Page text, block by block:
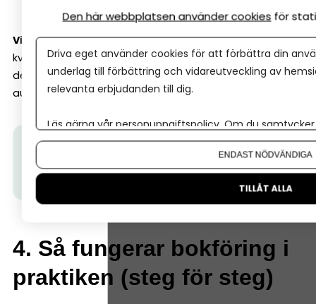
Viktigt:Den nya kvittolagen från 2025 innebär att alla
kvitton kan sparas digitalt (äntligen!), även om du fått
dem på papper. Ett bra bokföringsprogram sköter detta
automatiskt genom en smart kvittoapp.
Tips från Spiris:Vill du också starta aktiebolag
snabbt och enkelt? Skaffa ett lagerbolag. När du blir
kund hos oss, får du ett på köpet.
Läs mer här.
4. Så fungerar bokföring i
praktiken (steg för steg)
Den här webbplatsen använder cookies för
Driva eget använder cookies för att förbättra din
underlag till förbättring och vidareutveckling av
relevanta erbjudanden till dig.
Läs gärna vår personuppgiftspolicy. Om du
Om du vill ändra ditt val i efterhand hittar du den
ENDAST NÖDVÄNDIGA
TILLÅT ALLA